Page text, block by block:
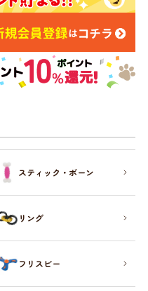
キャットフード
服・おさんぽ用品
シニアサポート
スティック・ボーン
リング
フリスビー